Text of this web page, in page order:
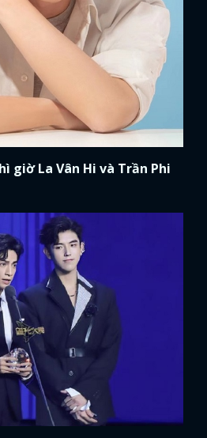
giờ La Vân Hi và Trần Phi